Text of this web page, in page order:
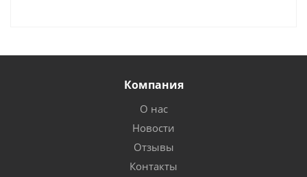
Компания
О нас
Новости
Отзывы
Контакты